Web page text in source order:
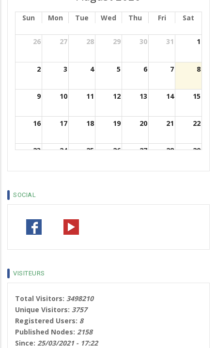
Sun Mon Tue Wed Thu Fri Sat
26 27 28 29 30 31 1
2 3 4 5 6 7 8
9 10 11 12 13 14 15
16 17 18 19 20 21 22
23 24 25 26 27 28 29
SOCIAL
VISITEURS
Total Visitors: 3498210
Unique Visitors: 3757
Registered Users: 8
Published Nodes: 2158
Since: 25/03/2021 - 17:22